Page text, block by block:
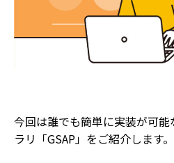
今回は誰でも簡単に実装が可
ラリ「GSAP」をご紹介します。